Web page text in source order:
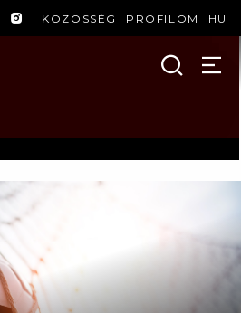
KÖZÖSSÉG PROFILOM HU